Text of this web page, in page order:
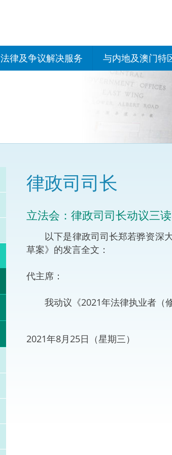
法律及争议解决服务
诉讼
网上争议解决及法律科技
体育争议解决先导计划
能力建设
法律枢纽
促成交易和争议解决服务中心
与内地及澳门特
与内地有关的安排
香港与内地相互
商事案件判决的
关于建立更紧密
与内地有关的项
与澳门特区的安排
“一带一路”建设
律政司司长
立法会：律政司司长动议三
以下是律政司司长郑若骅资深大
草案》的发言全文：
代主席：
我动议《2021年法律执业者（修
2021年8月25日（星期三）